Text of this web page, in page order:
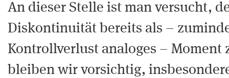
An dieser Stelle ist man versucht,
Diskontinuität bereits als –
Kontrollverlust analoges – Moment
bleiben wir vorsichtig,